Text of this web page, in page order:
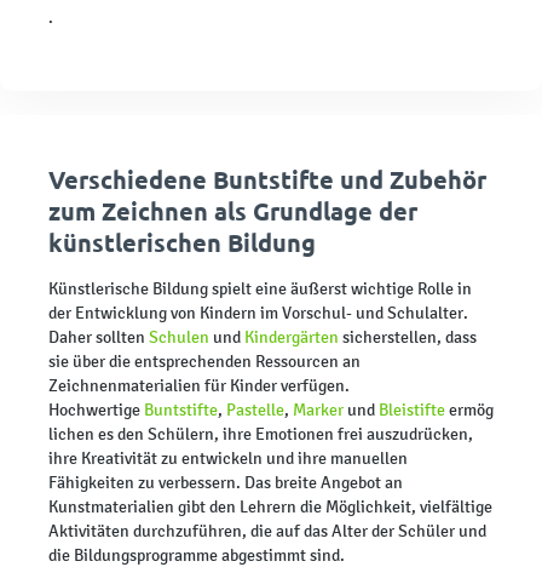
.
Verschiedene Buntstifte und Zubehör
zum Zeichnen als Grundlage der
künstlerischen Bildung
Künstlerische Bildung spielt eine äußerst wichtige Rolle in
der Entwicklung von Kindern im Vorschul- und Schulalter.
Daher sollten Schulen und Kindergärten sicherstellen, dass
sie über die entsprechenden Ressourcen an
Zeichnenmaterialien für Kinder verfügen.
Hochwertige Buntstifte, Pastelle, Marker und Bleistifteermög
lichen es den Schülern, ihre Emotionen frei auszudrücken,
ihre Kreativität zu entwickeln und ihre manuellen
Fähigkeiten zu verbessern. Das breite Angebot an
Kunstmaterialien gibt den Lehrern die Möglichkeit, vielfältige
Aktivitäten durchzuführen, die auf das Alter der Schüler und
die Bildungsprogramme abgestimmt sind.